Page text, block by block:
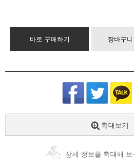
바로 구매하기 장바구니
확대보기
상세 정보를 확대해